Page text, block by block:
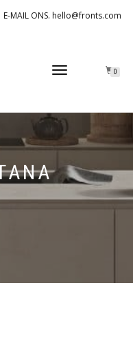
E-MAIL ONS. hello@fronts.com
TOGGLE
0